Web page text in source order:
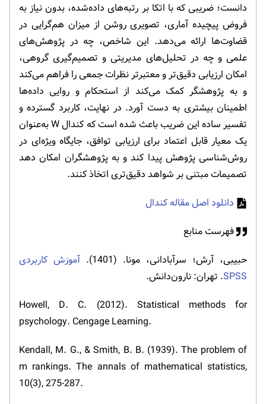
دانست؛ ضریبی که با اتکا بر رتبه‌های داده‌شده، بدون نیاز به
فروض پیچیده آماری، تصویری روشن از میزان هم‌گرایی در
قضاوت‌ها ارائه می‌دهد. این شاخص، چه در پژوهش‌های
علمی و چه در تحلیل‌های مدیریتی و تصمیم‌گیری گروهی،
امکان ارزیابی دقیق‌تر و معتبرتر نظرات جمعی را فراهم می‌کند
و به پژوهشگر کمک می‌کند از استحکام و روایی داده‌ها
اطمینان بیشتری به دست آورد. در نهایت، کاربرد گسترده و
تفسیر ساده این ضریب باعث شده است که کندال W به‌عنوان
یک معیار قابل اعتماد برای ارزیابی توافق، جایگاه ویژه‌ای در
روش‌شناسی پژوهش پیدا کند و به پژوهشگران امکان دهد
تصمیمات مبتنی بر شواهد دقیق‌تری اتخاذ کنند.
دانلود اصل مقاله کندال
فهرست منابع
حبیبی، آرش؛ سرآبادانی، مونا. (1401).
آموزش کاربردی
SPSS. تهران: نارون‌دانش.
Howell, D. C. (2012). Statistical methods for
psychology. Cengage Learning.
Kendall, M. G., & Smith, B. B. (1939). The problem of
m rankings. The annals of mathematical statistics,
10(3), 275-287.